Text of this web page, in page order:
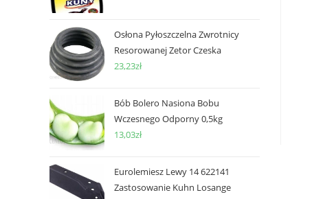
Osłona Pyłoszczelna Zwrotnicy
Resorowanej Zetor Czeska
23,23zł
Bób Bolero Nasiona Bobu
Wczesnego Odporny 0,5kg
13,03zł
Eurolemiesz Lewy 14 622141
Zastosowanie Kuhn Losange